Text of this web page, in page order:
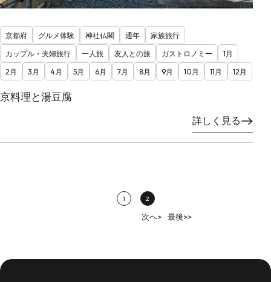
京都府 グルメ体験 神社仏閣 通年
家族旅行
カップル・夫婦旅行
一人旅 友人との旅 ガストロノミー
1月
2月
3月 4月 5月 6月 7月 8月 9月 10月 11月 12月
京料理と湯豆腐
詳しく見る
1 2
次へ> 最後>>